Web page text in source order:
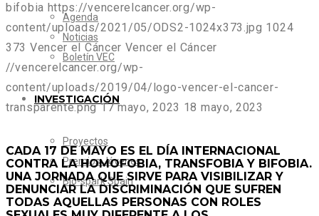
Agenda
Noticias
Boletín VEC
INVESTIGACIÓN
Proyectos
Premios Jóvenes
Bio-spark Spain
bifobia https://vencerelcancer.org/wp-
content/uploads/2021/05/ODS2-1024x373.jpg 1024
373 Vencer el Cáncer Vencer el Cáncer
//vencerelcancer.org/wp-
content/uploads/2019/04/logo-vencer-el-cancer-
transparente.png 17 mayo, 2023 18 mayo, 2023
CADA 17 DE MAYO ES EL DÍA INTERNACIONAL
CONTRA LA HOMOFOBIA, TRANSFOBIA Y BIFOBIA.
UNA JORNADA QUE SIRVE PARA VISIBILIZAR Y
DENUNCIAR LA DISCRIMINACIÓN QUE SUFREN
TODAS AQUELLAS PERSONAS CON ROLES